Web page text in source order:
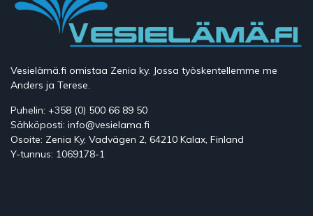
Vesielämä.fi omistaa Zenia ky. Jossa työskentellemme me
Anders ja Terese.
Puhelin: +358 (0) 500 66 89 50
Sähköposti: info@vesielama.fi
Osoite: Zenia Ky, Vadvägen 2, 64210 Kalax, Finland
Y-tunnus: 1069178-1